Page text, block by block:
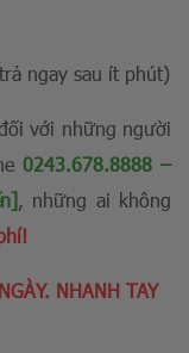
ngay sau ít phút)
với những người
0243.678.8888 –
, những ai không
NHANH TAY